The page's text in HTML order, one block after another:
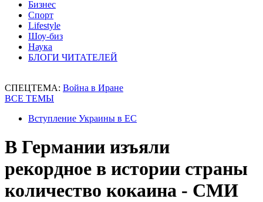
Бизнес
Спорт
Lifestyle
Шоу-биз
Наука
БЛОГИ ЧИТАТЕЛЕЙ
СПЕЦТЕМА: Война в Иране
ВСЕ ТЕМЫ
Вступление Украины в ЕС
В Германии изъяли
рекордное в истории страны
количество кокаина - СМИ